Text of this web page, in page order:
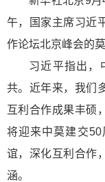
午，国家主席习近
作论坛北京峰会的
习近平指出，
共。近年来，我们
互利合作成果丰硕
将迎来中莫建交
谊，深化互利合作
涵。